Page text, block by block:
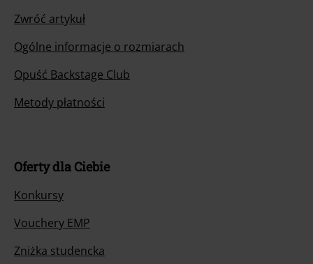
Zwróć artykuł
Ogólne informacje o rozmiarach
Opuść Backstage Club
Metody płatności
Oferty dla Ciebie
Konkursy
Vouchery EMP
Zniżka studencka